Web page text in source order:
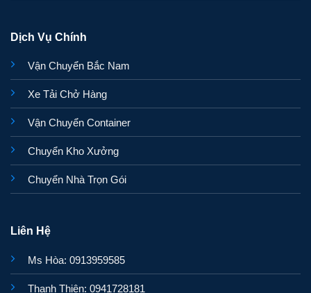
Dịch Vụ Chính
Vận Chuyển Bắc Nam
Xe Tải Chở Hàng
Vận Chuyển Container
Chuyển Kho Xưởng
Chuyển Nhà Trọn Gói
Liên Hệ
Ms Hòa: 0913959585
Thanh Thiên: 0941728181